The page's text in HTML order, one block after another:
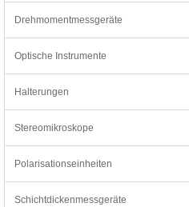
Drehmomentmessgeräte
Optische Instrumente
Halterungen
Stereomikroskope
Polarisationseinheiten
Schichtdickenmessgeräte